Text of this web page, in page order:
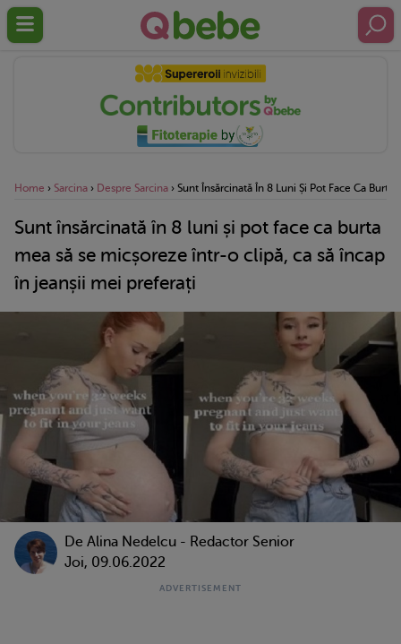
Home › Sarcina › Despre Sarcina › Sunt Însărcinată În 8 Luni Și Pot Face Ca
Sunt însărcinată în 8 luni și pot face ca burta
mea să se micșoreze într-o clipă, ca să încap
în jeanșii mei preferați
De Alina Nedelcu - Redactor Senior
Joi, 09.06.2022